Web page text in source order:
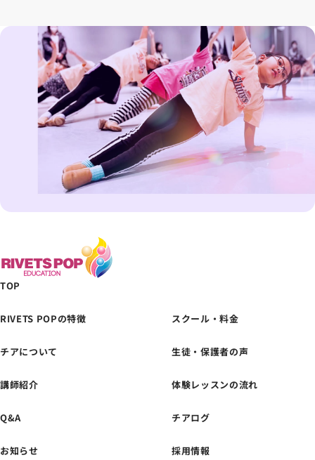
体験レッスンの
お申し込みはこちら
TOP
RIVETS POPの特徴 スクール・料金
チアについて 生徒・保護者の声
講師紹介 体験レッスンの流れ
Q&A チアログ
お知らせ 採用情報